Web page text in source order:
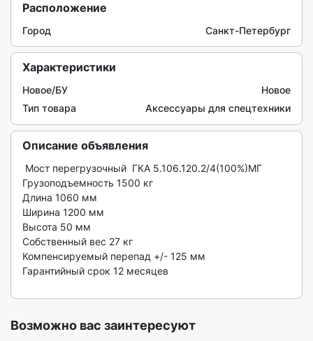
Расположение
Город Санкт-Петербург
Характеристики
Новое/БУ
Новое
Тип товара
Аксессуары для спецтехники
Описание объявления
Грузоподъемность 1500 кг
Длина 1060 мм
Ширина 1200 мм
Высота 50 мм
Собственный вес 27 кг
Компенсируемый перепад +/- 125 мм
Гарантийный срок 12 месяцев
Возможно вас заинтересуют